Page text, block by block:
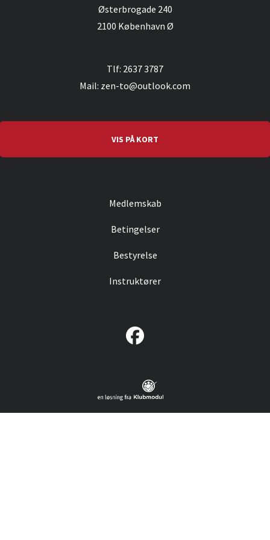
Østerbrogade 240
2100 København Ø
Tlf: 2637 3787
Mail: zen-to@outlook.com
VIS PÅ KORT
Medlemskab
Betingelser
Bestyrelse
Instruktører